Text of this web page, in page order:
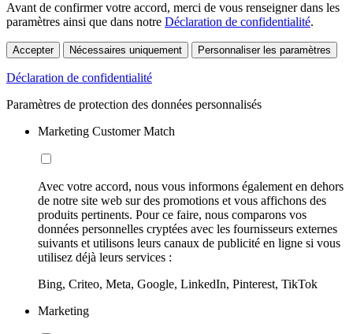
Avant de confirmer votre accord, merci de vous renseigner dans les
paramètres ainsi que dans notre Déclaration de confidentialité.
Accepter Nécessaires uniquement Personnaliser les paramètres
Déclaration de confidentialité
Paramètres de protection des données personnalisés
Marketing Customer Match
Avec votre accord, nous vous informons également en dehors
de notre site web sur des promotions et vous affichons des
produits pertinents. Pour ce faire, nous comparons vos
données personnelles cryptées avec les fournisseurs externes
suivants et utilisons leurs canaux de publicité en ligne si vous
utilisez déjà leurs services :
Bing, Criteo, Meta, Google, LinkedIn, Pinterest, TikTok
Marketing